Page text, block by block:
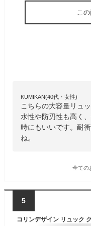
こ
KUMIKAN(40代・女性)
こちらの大容量リュ
水性や防刃性も高く
時にもいいです。耐
ね。
全ての
5